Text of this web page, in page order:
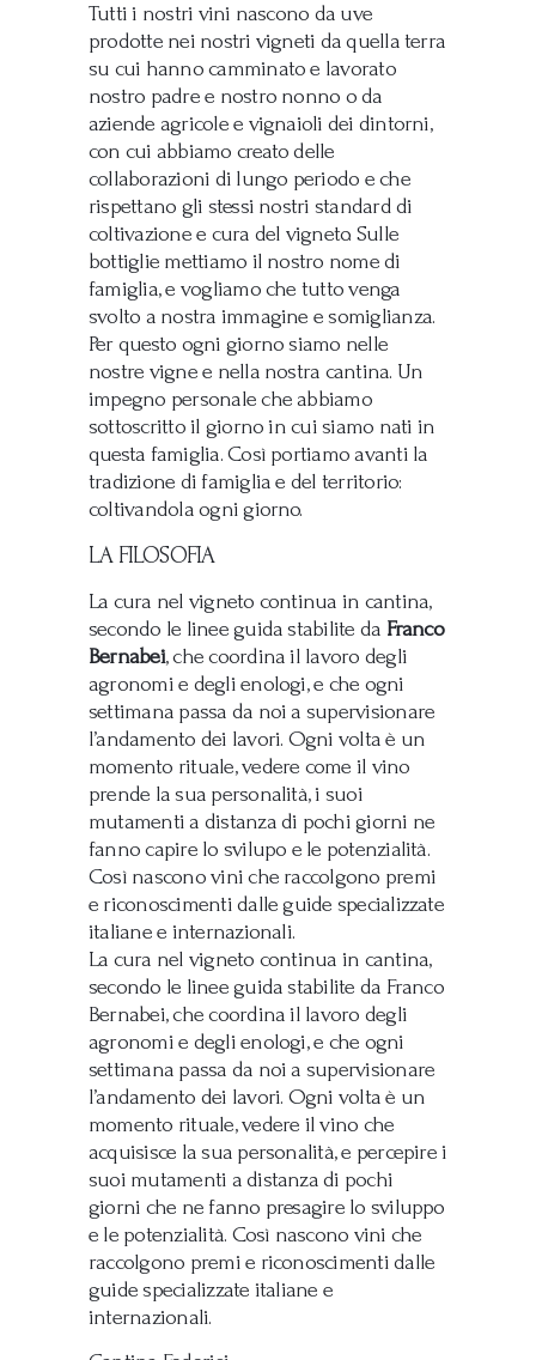
Tutti i nostri vini nascono da uve
prodotte nei nostri vigneti da quella terra
su cui hanno camminato e lavorato
nostro padre e nostro nonno o da
aziende agricole e vignaioli dei dintorni,
con cui abbiamo creato delle
collaborazioni di lungo periodo e che
rispettano gli stessi nostri standard di
coltivazione e cura del vigneto. Sulle
bottiglie mettiamo il nostro nome di
famiglia, e vogliamo che tutto venga
svolto a nostra immagine e somiglianza.
Per questo ogni giorno siamo nelle
nostre vigne e nella nostra cantina. Un
impegno personale che abbiamo
sottoscritto il giorno in cui siamo nati in
questa famiglia. Così portiamo avanti la
tradizione di famiglia e del territorio:
coltivandola ogni giorno.
LA FILOSOFIA
La cura nel vigneto continua in cantina,
secondo le linee guida stabilite da Franco
Bernabei, che coordina il lavoro degli
agronomi e degli enologi, e che ogni
settimana passa da noi a supervisionare
l’andamento dei lavori. Ogni volta è un
momento rituale, vedere come il vino
prende la sua personalità, i suoi
mutamenti a distanza di pochi giorni ne
fanno capire lo svilupo e le potenzialità.
Così nascono vini che raccolgono premi
e riconoscimenti dalle guide specializzate
italiane e internazionali.
La cura nel vigneto continua in cantina,
secondo le linee guida stabilite da Franco
Bernabei, che coordina il lavoro degli
agronomi e degli enologi, e che ogni
settimana passa da noi a supervisionare
l’andamento dei lavori. Ogni volta è un
momento rituale, vedere il vino che
acquisisce la sua personalità, e percepire i
suoi mutamenti a distanza di pochi
giorni che ne fanno presagire lo sviluppo
e le potenzialità. Così nascono vini che
raccolgono premi e riconoscimenti dalle
guide specializzate italiane e
internazionali.